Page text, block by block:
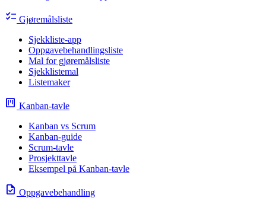
checklist Gjøremålsliste
Sjekkliste-app
Oppgavebehandlingsliste
Mal for gjøremålsliste
Sjekklistemal
Listemaker
view_kanban Kanban-tavle
Kanban vs Scrum
Kanban-guide
Scrum-tavle
Prosjekttavle
Eksempel på Kanban-tavle
task Oppgavebehandling